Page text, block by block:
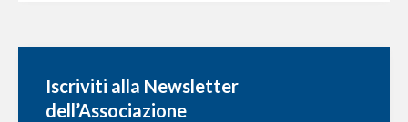
Iscriviti alla Newsletter
dell’Associazione